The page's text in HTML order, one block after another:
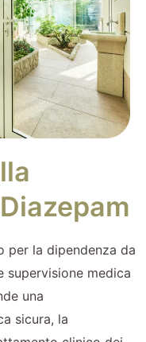
per la dipendenza da
medica
una
sicura, la